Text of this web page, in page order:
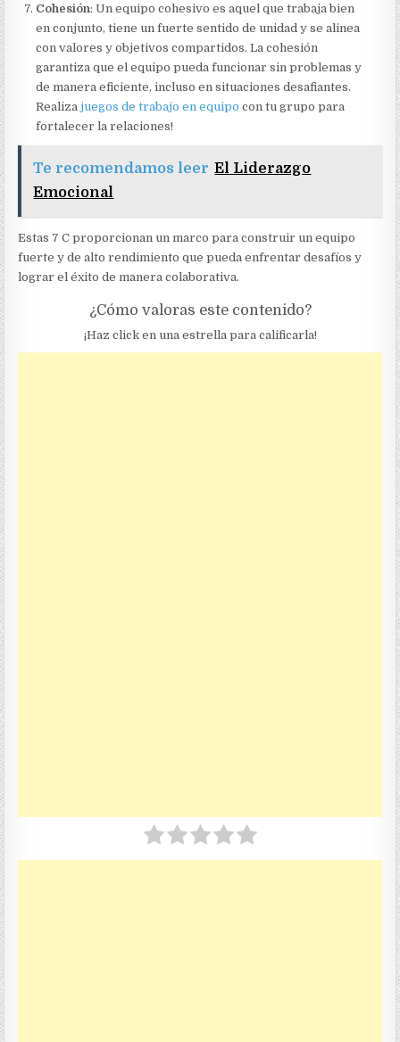
Cohesión: Un equipo cohesivo es aquel que trabaja bien
en conjunto, tiene un fuerte sentido de unidad y se alinea
con valores y objetivos compartidos. La cohesión
garantiza que el equipo pueda funcionar sin problemas y
de manera eficiente, incluso en situaciones desafiantes.
Realizajuegos de trabajo en equipo con tu grupo para
fortalecer la relaciones!
Te recomendamos leer El Liderazgo
Emocional
Estas 7 C proporcionan un marco para construir un equipo
fuerte y de alto rendimiento que pueda enfrentar desafíos y
lograr el éxito de manera colaborativa.
¿Cómo valoras este contenido?
¡Haz click en una estrella para calificarla!